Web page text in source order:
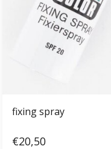
fixing spray
€20,50